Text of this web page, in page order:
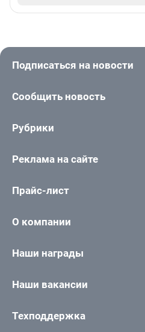
Подписаться на новости
Сообщить новость
Рубрики
Реклама на сайте
Прайс-лист
О компании
Наши награды
Наши вакансии
Техподдержка